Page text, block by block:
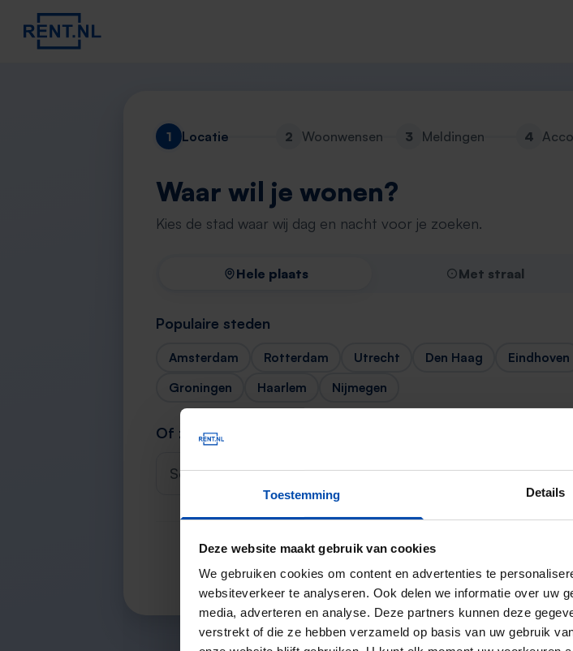
Toestemming Details
Deze website maakt gebruik van cookies
We gebruiken cookies om content en advertenties te
websiteverkeer te analyseren. Ook delen we informatie over uw
media, adverteren en analyse. Deze partners kunnen deze
verstrekt of die ze hebben verzameld op basis van uw gebruik
1 Locatie 2 Woonwensen 3 Meldingen 4
Waar wil je wonen?
Kies de stad waar wij dag en nacht voor je zoeken.
Hele plaats Met straal
Populaire steden
Amsterdam Rotterdam Utrecht Den Haag
Eindhoven
Groningen
Haarlem Nijmegen
Of zoek je stad
Selecteer een plaats